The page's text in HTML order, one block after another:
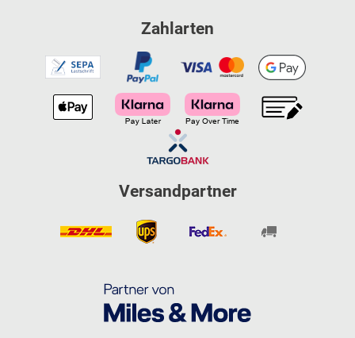
Zahlarten
Versandpartner